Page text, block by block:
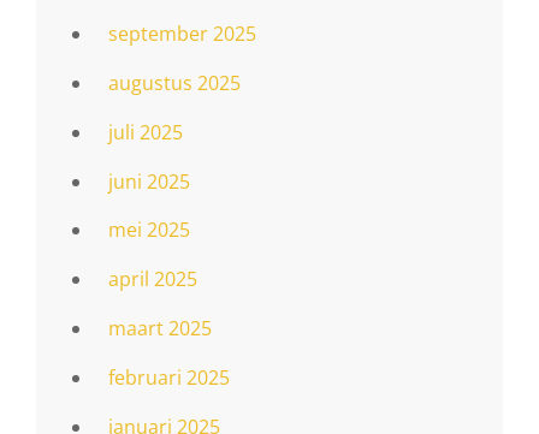
september 2025
augustus 2025
juli 2025
juni 2025
mei 2025
april 2025
maart 2025
februari 2025
januari 2025